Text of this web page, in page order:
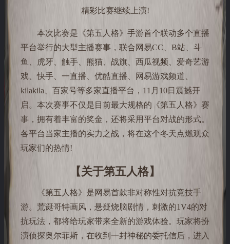
精彩比赛继续上演!
本次比赛是《第五人格》手游首个联动多个直播
平台举行的大型主播赛事，联合网易CC、B站、斗
鱼、虎牙、触手、熊猫、战旗、西瓜视频、爱奇艺游
戏、快手、一直播、优酷直播、网易游戏频道、
kilakila、百家号等多家直播平台，11月10日震撼开
启。本次赛事不仅是目前最大规格的《第五人格》赛
事，拥有着丰富的奖金，还将采用平台对战的形式。
各平台当家主播的实力之战，将在这个冬天点燃观众
玩家们的热情!
【关于第五人格】
《第五人格》是网易首款非对称性对抗竞技手
游。荒诞哥特画风，悬疑烧脑剧情，刺激的1V4的对
抗玩法，都将给玩家带来全新的游戏体验。玩家将扮
演侦探奥尔菲斯，在收到一封神秘的委托信后，进入